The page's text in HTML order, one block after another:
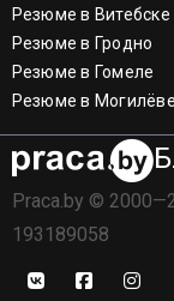
Резюме в Витебске
Резюме в Гродно
Резюме в Гомеле
Резюме в Могилёве
Praca.by ©
193189058